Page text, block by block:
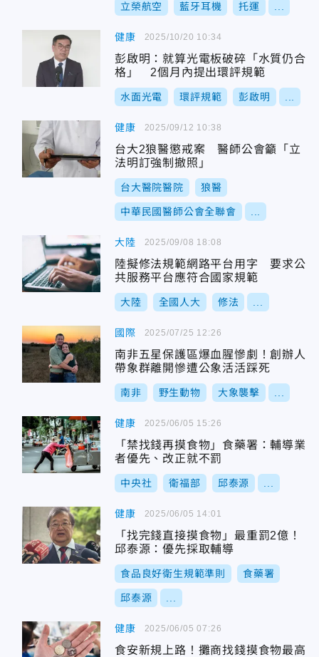
立榮航空 藍牙耳機 托運
健康
彭啟明：就算光電板破碎「水質仍合
格」 2個月內提出環評規範
水面光電 環評規範 彭啟明
2025/10/20 10:34
健康
台大2狼醫懲戒案 醫師公會籲「立
法明訂強制撤照」
台大醫院醫院 狼醫
中華民國醫師公會全聯會
2025/09/12 10:38
大陸
陸擬修法規範網路平台用字 要求公
共服務平台應符合國家規範
大陸 全國人大 修法
2025/09/08 18:08
國際
南非五星保護區爆血腥慘劇！創辦人
帶象群離開慘遭公象活活踩死
南非 野生動物 大象襲擊
2025/07/25 12:26
健康
「禁找錢再摸食物」食藥署：輔導業
者優先、改正就不罰
中央社 衛福部 邱泰源
2025/06/05 15:26
健康
「找完錢直接摸食物」最重罰2億！
邱泰源：優先採取輔導
食品良好衛生規範準則 食藥署
邱泰源
2025/06/05 14:01
健康
食安新規上路！攤商找錢摸食物最高
2025/06/05 07:26